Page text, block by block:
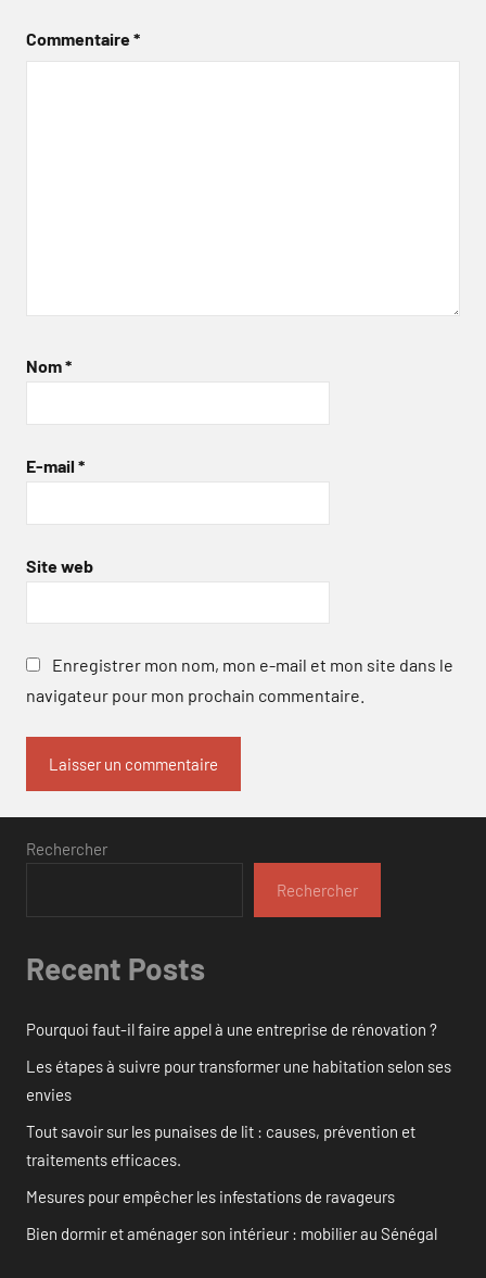
Commentaire*
Nom*
E-mail *
Site web
Enregistrer mon nom, mon e-mail et mon site dans le
navigateur pour mon prochain commentaire.
Rechercher
Rechercher
Recent Posts
Pourquoi faut-il faire appel à une entreprise de rénovation ?
Les étapes à suivre pour transformer une habitation selon ses
envies
Tout savoir sur les punaises de lit : causes, prévention et
traitements efficaces.
Mesures pour empêcher les infestations de ravageurs
Bien dormir et aménager son intérieur : mobilier au Sénégal